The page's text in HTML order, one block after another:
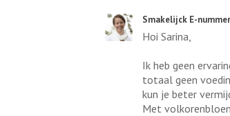
Smakelijck E-
Hoi Sarina,
Ik heb geen
totaal geen
kun je beter
Met